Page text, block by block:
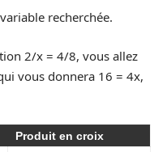
recherchée.
2/x = 4/8, vous allez
vous donnera 16 = 4x,
Produit en croix